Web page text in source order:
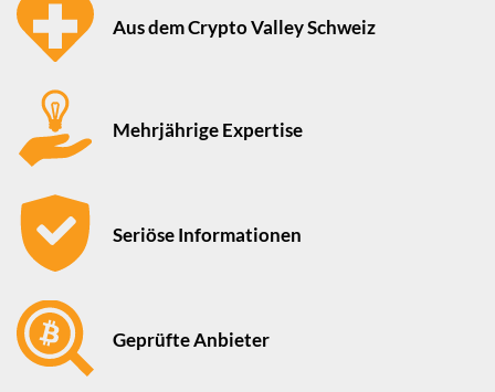
Aus dem Crypto Valley Schweiz
Mehrjährige Expertise
Seriöse Informationen
Geprüfte Anbieter